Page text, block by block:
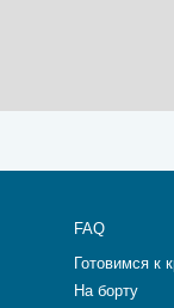
FAQ
Готовимся к
На борту